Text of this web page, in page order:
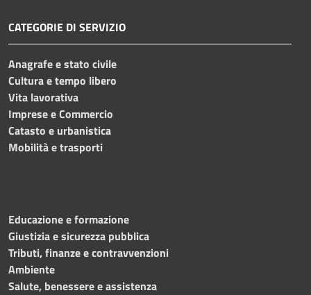
CATEGORIE DI SERVIZIO
Anagrafe e stato civile
Cultura e tempo libero
Vita lavorativa
Imprese e Commercio
Catasto e urbanistica
Mobilità e trasporti
Educazione e formazione
Giustizia e sicurezza pubblica
Tributi, finanze e contravvenzioni
Ambiente
Salute, benessere e assistenza